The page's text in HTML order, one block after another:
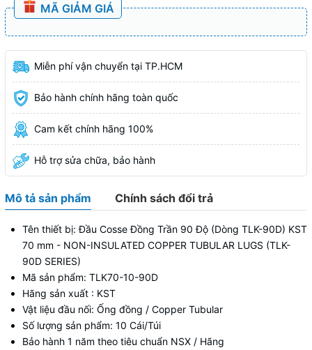
MÃ GIẢM GIÁ
Miễn phí vận chuyển tại TP.HCM
Bảo hành chính hãng toàn quốc
Cam kết chính hãng 100%
Hỗ trợ sửa chữa, bảo hành
Mô tả sản phẩm Chính sách đổi trả
Tên thiết bị: Đầu Cosse Đồng Trần 90 Độ (Dòng TLK-90D) KST
70 mm - NON-INSULATED COPPER TUBULAR LUGS (TLK-
90D SERIES)
Mã sản phẩm: TLK70-10-90D
Hãng sản xuất : KST
Vật liệu đầu nối: Ống đồng / Copper Tubular
Số lượng sản phẩm: 10 Cái/Túi
Bảo hành 1 năm theo tiêu chuẩn NSX / Hãng